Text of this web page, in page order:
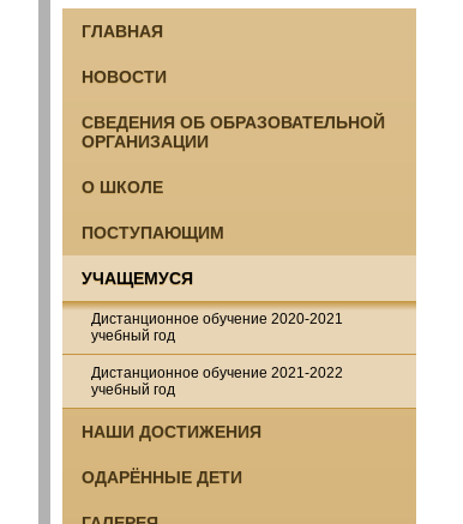
ГЛАВНАЯ
НОВОСТИ
СВЕДЕНИЯ ОБ ОБРАЗОВАТЕЛЬНОЙ
ОРГАНИЗАЦИИ
О ШКОЛЕ
ПОСТУПАЮЩИМ
УЧАЩЕМУСЯ
Дистанционное обучение 2020-2021
учебный год
Дистанционное обучение 2021-2022
учебный год
НАШИ ДОСТИЖЕНИЯ
ОДАРЁННЫЕ ДЕТИ